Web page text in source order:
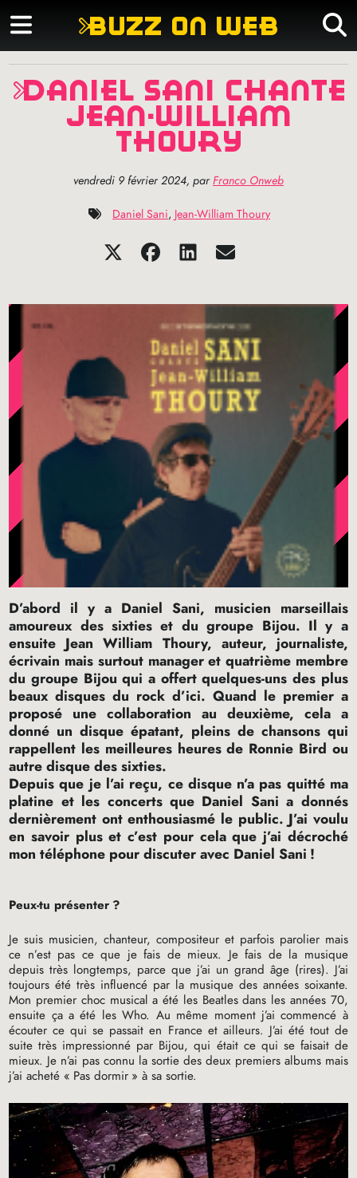
buzz on web
daniel sani chante
jean-william
thoury
vendredi 9 février 2024, parFranco Onweb
Daniel Sani, Jean-William Thoury
D’abord il y a Daniel Sani, musicien marseillais
amoureux des sixties et du groupe Bijou. Il y a
ensuite Jean William Thoury, auteur, journaliste,
écrivain mais surtout manager et quatrième membre
du groupe Bijou qui a offert quelques-uns des plus
beaux disques du rock d’ici. Quand le premier a
proposé une collaboration au deuxième, cela a
donné un disque épatant, pleins de chansons qui
rappellent les meilleures heures de Ronnie Bird ou
autre disque des sixties.
Depuis que je l’ai reçu, ce disque n’a pas quitté ma
platine et les concerts que Daniel Sani a donnés
dernièrement ont enthousiasmé le public. J’ai voulu
en savoir plus et c’est pour cela que j’ai décroché
mon téléphone pour discuter avec Daniel Sani !
Peux-tu présenter ?
Je suis musicien, chanteur, compositeur et parfois parolier mais
ce n’est pas ce que je fais de mieux. Je fais de la musique
depuis très longtemps, parce que j’ai un grand âge (rires). J’ai
toujours été très influencé par la musique des années soixante.
Mon premier choc musical a été les Beatles dans les années 70,
ensuite ça a été les Who. Au même moment j’ai commencé à
écouter ce qui se passait en France et ailleurs. J’ai été tout de
suite très impressionné par Bijou, qui était ce qui se faisait de
mieux. Je n’ai pas connu la sortie des deux premiers albums mais
j’ai acheté « Pas dormir » à sa sortie.